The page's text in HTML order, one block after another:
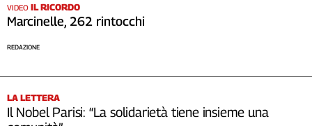
VIDEO IL RICORDO
Marcinelle, 262 rintocchi
REDAZIONE
LA LETTERA
Il Nobel Parisi: “La solidarietà tiene insieme una